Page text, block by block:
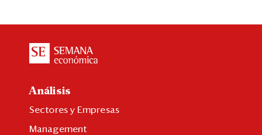
Análisis
Sectores y Empresas
Management